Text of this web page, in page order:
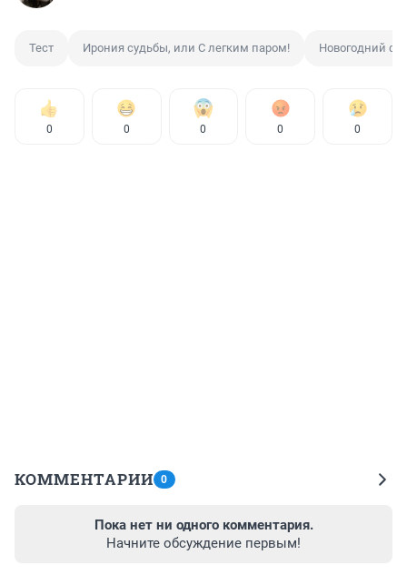
Тест Ирония судьбы, или С легким паром! Новогодний
0 0 0 0 0
КОММЕНТАРИИ 0
Пока нет ни одного комментария.
Начните обсуждение первым!